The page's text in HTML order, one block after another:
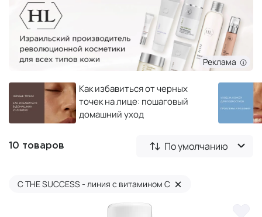
Реклама
Как избавиться от черных
точек на лице: пошаговый
домашний уход
10 товаров По умолчанию
C THE SUCCESS - линия с витамином C ×